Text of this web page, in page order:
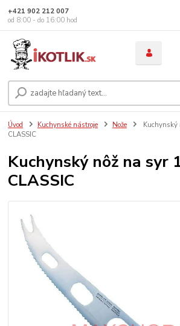
+421 902 212 007
od 8:00 - do 16:00 hod
Úvod Kuchynské nástroje Nože
Kuchynský
CLASSIC
Kuchynský nôž na syr
CLASSIC